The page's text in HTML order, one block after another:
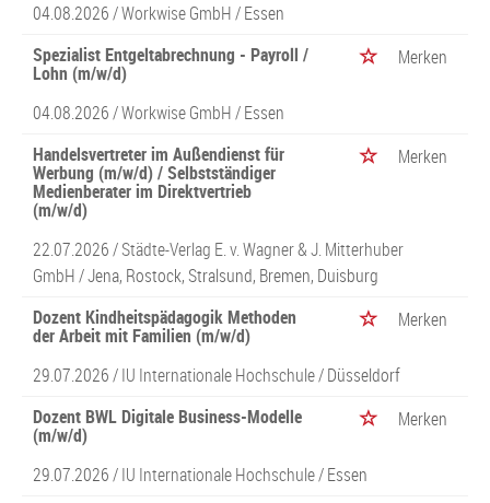
04.08.2026 /Workwise GmbH/ Essen
Spezialist Entgeltabrechnung - Payroll /
Lohn (m/w/d)
Merken
04.08.2026 /Workwise GmbH/ Essen
Handelsvertreter im Außendienst für
Werbung (m/w/d) / Selbstständiger
Medienberater im Direktvertrieb
(m/w/d)
Merken
22.07.2026 /Städte-Verlag E. v. Wagner & J. Mitterhuber
GmbH/ Jena, Rostock, Stralsund, Bremen, Duisburg
Dozent Kindheitspädagogik Methoden
der Arbeit mit Familien (m/w/d)
Merken
29.07.2026 /IU Internationale Hochschule/ Düsseldorf
Dozent BWL Digitale Business-Modelle
(m/w/d)
Merken
29.07.2026 /IU Internationale Hochschule/ Essen